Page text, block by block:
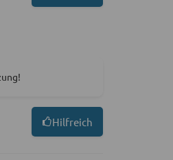
Hilfreich